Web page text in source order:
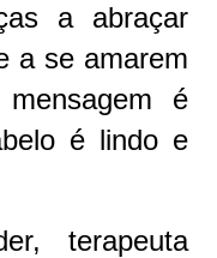
a abraçar
a se amarem
é
é lindo e
terapeuta